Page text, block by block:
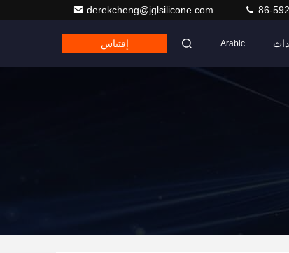
derekcheng@jglsilicone.com 86-
Arabic إقتباس